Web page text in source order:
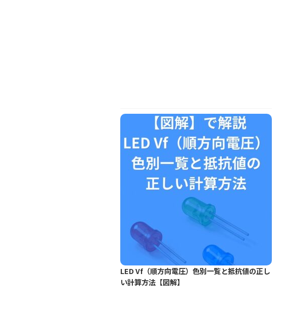
LED Vf（順方向電圧）色別一覧と抵抗値の正し
い計算方法【図解】